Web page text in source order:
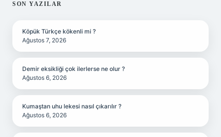
SON YAZILAR
Köpük Türkçe kökenli mi ?
Ağustos 7, 2026
Demir eksikliği çok ilerlerse ne olur ?
Ağustos 6, 2026
Kumaştan uhu lekesi nasıl çıkarılır ?
Ağustos 6, 2026